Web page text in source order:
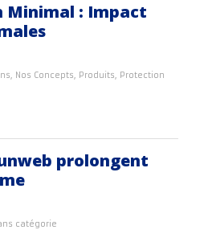
Minimal : Impact
, Nos Concepts, Produits, Protection
prolongent
catégorie